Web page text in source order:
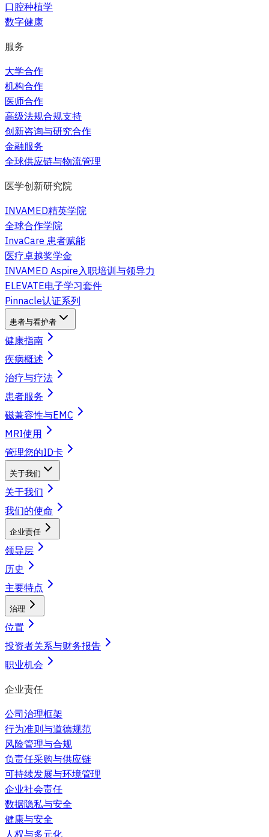
口腔种植学
数字健康
服务
大学合作
机构合作
医师合作
高级法规合规支持
创新咨询与研究合作
金融服务
全球供应链与物流管理
医学创新研究院
INVAMED精英学院
全球合作学院
InvaCare 患者赋能
医疗卓越奖学金
INVAMED Aspire入职培训与领导力
ELEVATE电子学习套件
Pinnacle认证系列
患者与看护者
健康指南
疾病概述
治疗与疗法
患者服务
磁兼容性与EMC
MRI使用
管理您的ID卡
关于我们
关于我们
我们的使命
企业责任
领导层
历史
主要特点
治理
位置
投资者关系与财务报告
职业机会
企业责任
公司治理框架
行为准则与道德规范
风险管理与合规
负责任采购与供应链
可持续发展与环境管理
企业社会责任
数据隐私与安全
健康与安全
人权与多元化